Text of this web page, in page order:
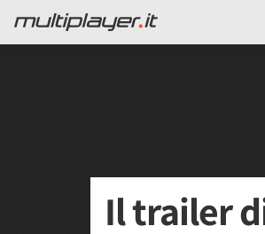
Il trailer